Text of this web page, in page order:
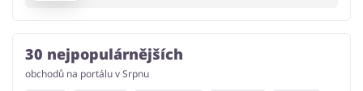
30 nejpopulárnějších
obchodů na portálu v Srpnu